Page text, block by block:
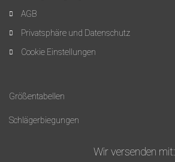
AGB
Privatsphäre und Datenschutz
Cookie Einstellungen
Größentabellen
Schlägerbiegungen
Wir versenden mit: